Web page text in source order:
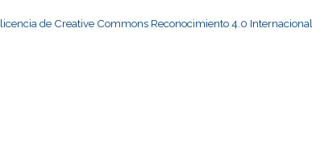
licencia de Creative Commons Reconocimiento 4.0 Internacional